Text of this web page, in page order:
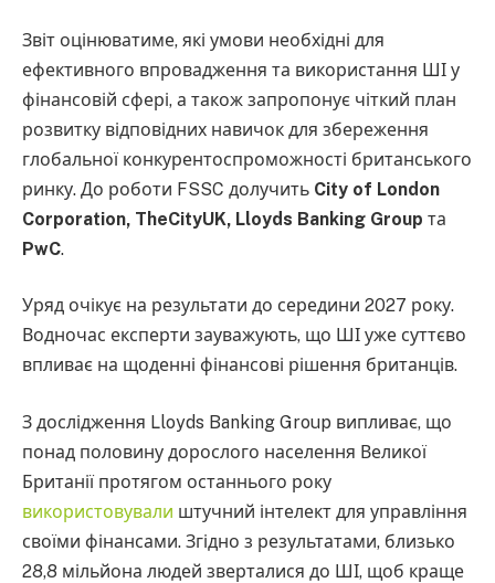
Звіт оцінюватиме, які умови необхідні для
ефективного впровадження та використання ШІ у
фінансовій сфері, а також запропонує чіткий план
розвитку відповідних навичок для збереження
глобальної конкурентоспроможності британського
ринку. До роботи FSSC долучить City of London
Corporation, TheCityUK, Lloyds Banking Group та
PwC.
Уряд очікує на результати до середини 2027 року.
Водночас експерти зауважують, що ШІ уже суттєво
впливає на щоденні фінансові рішення британців.
З дослідження Lloyds Banking Group випливає, що
понад половину дорослого населення Великої
Британії протягом останнього року
використовували штучний інтелект для управління
своїми фінансами. Згідно з результатами, близько
28,8 мільйона людей зверталися до ШІ, щоб краще